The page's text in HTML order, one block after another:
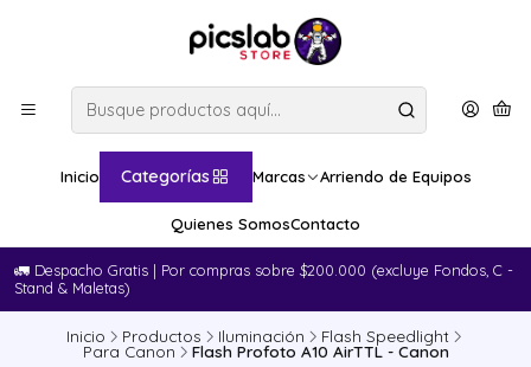
Inicio Categorías Marcas Arriendo de Equipos
Quienes SomosContacto
🚛​ Despacho Gratis | Por compras sobre $200.000 (excluye Fondos, C -
Stand & Maletas)
Inicio Productos Iluminación Flash Speedlight
Para Canon Flash Profoto A10 AirTTL - Canon